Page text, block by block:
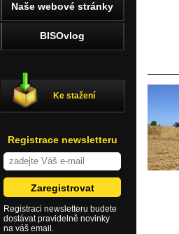
Naše webové stránky
BISOvlog
Ke stažení
Registrace newsletteru
Registraci newsletteru budete
dostávat pravidelně novinky
na váš email.